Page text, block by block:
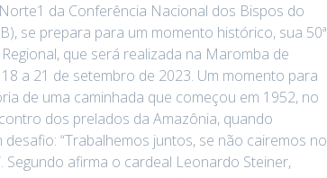
da Conferência Nacional dos Bispos do
se prepara para um momento histórico, sua 50ª
que será realizada na Maromba de
a 21 de setembro de 2023. Um momento para
de uma caminhada que começou em 1952, no
dos prelados da Amazônia, quando
“Trabalhemos juntos, se não cairemos no
Segundo afirma o cardeal Leonardo Steiner,